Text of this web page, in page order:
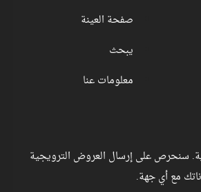
صفحة العينة
يبحث
معلومات عنا
سنحرص على إرسال العروض الترويجية
مع أي جهة.